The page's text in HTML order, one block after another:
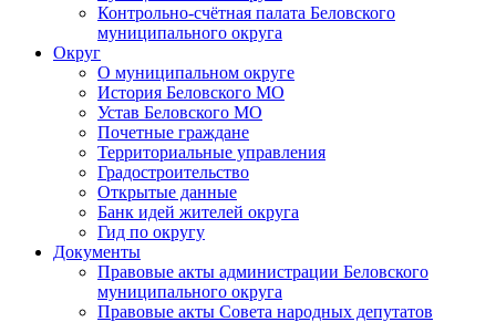
Контрольно-счётная палата Беловского
муниципального округа
Округ
О муниципальном округе
История Беловского МО
Устав Беловского МО
Почетные граждане
Территориальные управления
Градостроительство
Открытые данные
Банк идей жителей округа
Гид по округу
Документы
Правовые акты администрации Беловского
муниципального округа
Правовые акты Совета народных депутатов